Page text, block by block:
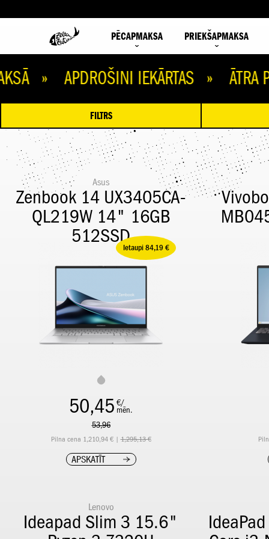
PĒCAPMAKSA PRIEKŠAPMAKSA
APDROŠINI IEKĀRTAS » ĀTRA
FILTRS
Asus
Zenbook 14 UX3405CA-
QL219W 14" 16GB
512SSD
Ietaupi 84,19 €
50,45 €/
mēn.
53,96
Pilna cena 1,210,94 € |1,295,13 €
APSKATĪT
Lenovo
Ideapad Slim 3 15.6"